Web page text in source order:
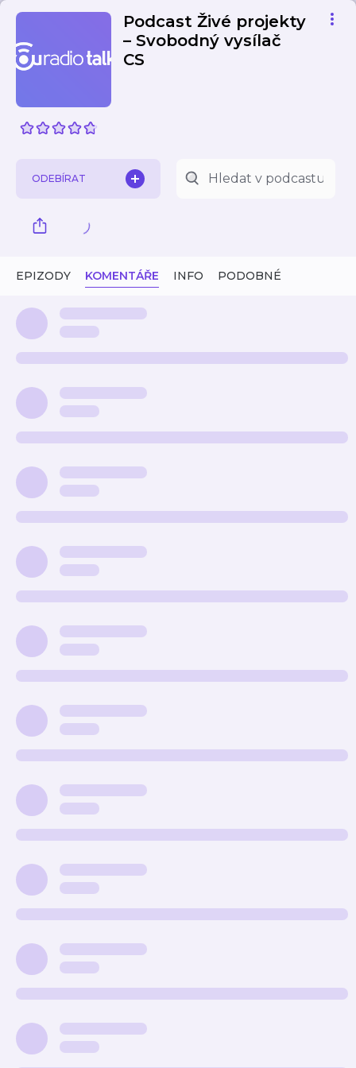
Podcast Živé projekty
– Svobodný vysílač
CS
ODEBÍRAT
EPIZODY KOMENTÁŘE INFO PODOBNÉ